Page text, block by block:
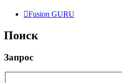
Fusion GURU
Поиск
Запрос